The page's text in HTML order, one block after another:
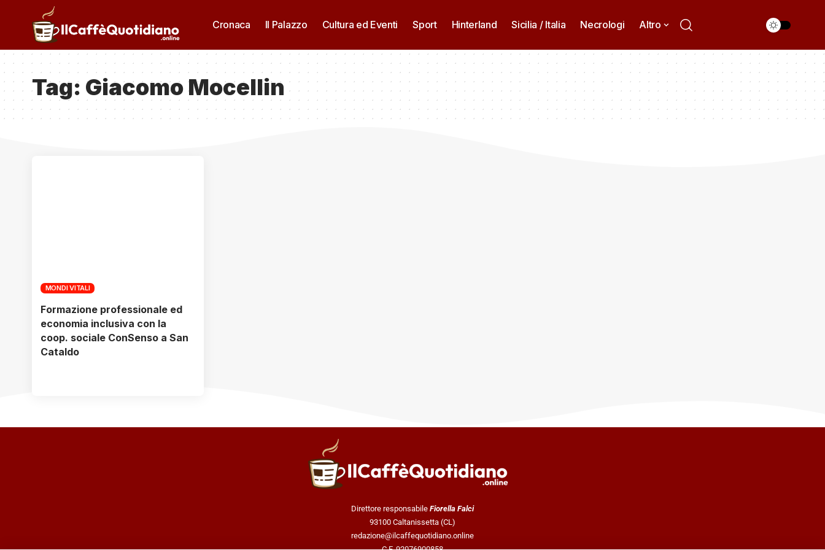
Cronaca Il Palazzo Cultura ed Eventi Sport Hinterland Sicilia / Italia Necrologi Altro
Tag: Giacomo Mocellin
MONDI VITALI
Formazione professionale ed
economia inclusiva con la
coop. sociale ConSenso a San
Cataldo
Direttore responsabile Fiorella Falci
93100 Caltanissetta (CL)
redazione@ilcaffequotidiano.online